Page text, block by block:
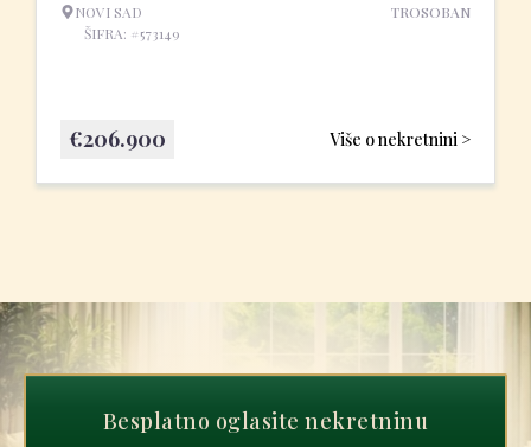
NOVI SAD
ŠIFRA: #573149
TROSOBAN
Više o nekretnini >
€206.900
Besplatno oglasite nekretninu